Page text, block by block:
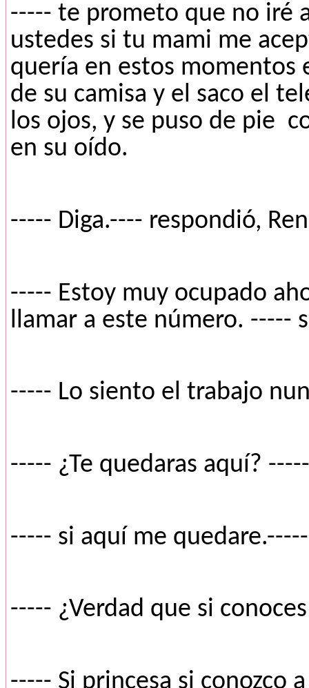
----- te prometo que no iré
ustedes si tu mami me
quería en estos momentos
de su camisa y el saco el
los ojos, y se puso de pie
en su oído.
----- Diga.---- respondió,
----- Estoy muy ocupado
llamar a este número. -----
----- Lo siento el trabajo
----- ¿Te quedaras aquí?
----- si aquí me
----- ¿Verdad que si
----- Si princesa si conozco